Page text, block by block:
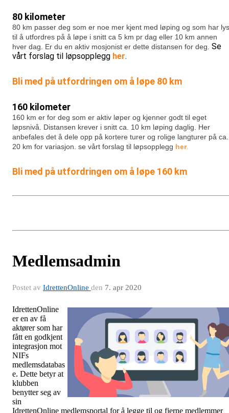
80 kilometer
80 km passer deg som er noe mer kjent med løping og som har
til å utfordres på å løpe i snitt ca 5 km pr dag eller 10 km annen
hver dag. Er du en aktiv mosjonist er dette distansen for deg. Se
vårt forslag til løpsopplegg her.
Bli med på utfordringen om å løpe 80 km
160 kilometer
160 km er for deg som er aktiv løper og kjenner godt til eget
løpsnivå. Distansen krever i snitt ca. 10 km løping daglig. Her
anbefales det å dele opp på kortere turer og rolige langturer på ca.
20 km for variasjon. se vårt forslag til løpsopplegg her.
Bli med på utfordringen om å løpe 160 km
Medlemsadmin
Postet av IdrettenOnline den 7. apr 2020
IdrettenOnline
er en av få
aktører som har
fått en godkjent
integrasjon mot
NIFs
medlemsdatabas
e. Dette betyr at
klubben
benytter seg av
sin
IdrettenOnline medlemsportal for å legge til og fjerne medlemmer